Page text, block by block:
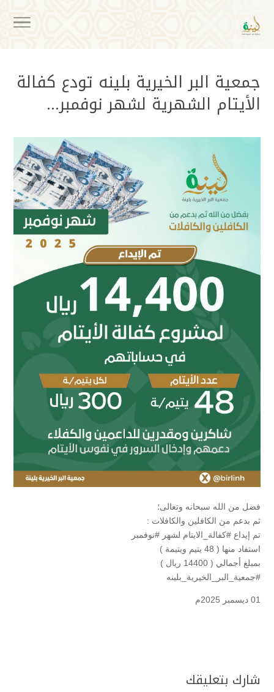
جمعية البر الخيرية بلينه تودع كفالة
الأيتام الشهرية لشهر نوفمبر…
فضل من الله سبحانه وتعالى؛
ثم بدعم من الكافلين والكافلات :
تم إيداع #كفالة_الايتام لشهر #نوفمبر
استفاد منها ( 48 يتيم ويتيمة )
بمبلغ أجمالي ( 14400 ريال )
#جمعية_البر_الخيرية_بلينه
01 ديسمبر 2025م
شارك بتعليقك